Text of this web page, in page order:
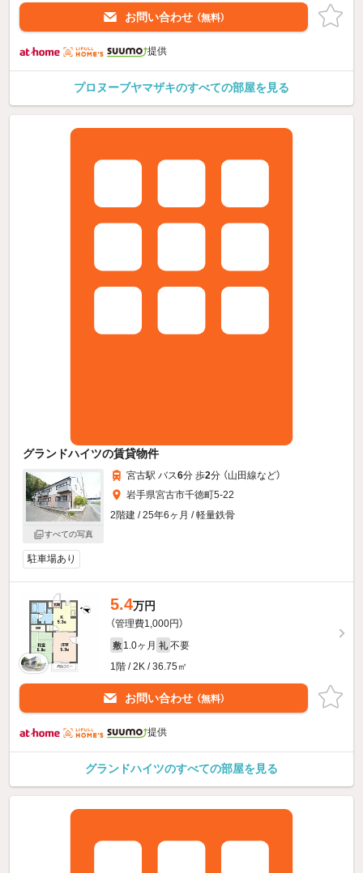
お問い合わせ （無料）
提供
プロヌーブヤマザキのすべての部屋を見る
グランドハイツの賃貸物件
すべての写真
宮古駅 バス6分 歩2分 （山田線など）
岩手県宮古市千徳町5-22
2階建 / 25年6ヶ月 / 軽量鉄骨
駐車場あり
5.4万円
（管理費1,000円）
敷 1.0ヶ月 礼 不要
1階 / 2K / 36.75㎡
お問い合わせ （無料）
提供
グランドハイツのすべての部屋を見る